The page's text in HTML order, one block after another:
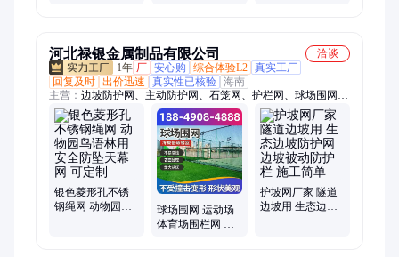
河北禄银金属制品有限公司
洽谈
1年 厂 安心购 综合体验L2 真实工厂
回复及时 出价迅速 真实性已核验 海南
主营： 边坡防护网、主动防护网、石笼网、护栏网、球场围网、
声屏障、锌钢护栏、刺绳、刀片刺绳、车间隔离护栏、基坑护
栏、防坠网、防风抑尘网、波形护栏、钢板网护栏、草坪护栏、
防抛网、铸铁护栏、市政护栏、工程围挡
银色菱形孔不锈
钢绳网 动物园鸟
球场围网 运动场
体育场围栏网 日
护坡网厂家 隧道
边坡用 生态边坡